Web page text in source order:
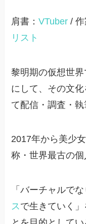
肩書：VTuber /
リスト
黎明期の仮想世界
にして、その文化
て配信・調査・執
2017年から美少
称・世界最古の
「バーチャルで
スで生きていく